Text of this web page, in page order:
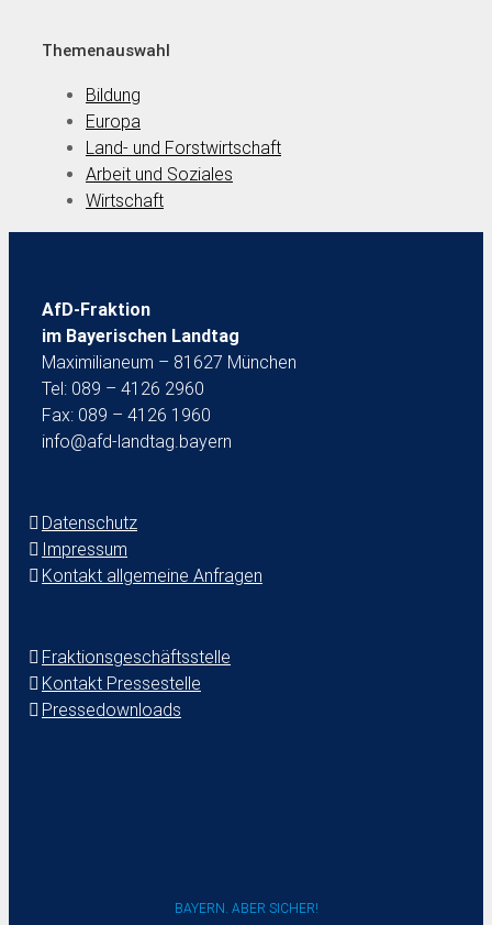
Themenauswahl
Bildung
Europa
Land- und Forstwirtschaft
Arbeit und Soziales
Wirtschaft
AfD-Fraktion
im Bayerischen Landtag
Maximilianeum – 81627 München
Tel: 089 – 4126 2960
Fax: 089 – 4126 1960
info@afd-landtag.bayern
Datenschutz
Impressum
Kontakt allgemeine Anfragen
Fraktionsgeschäftsstelle
Kontakt Pressestelle
Pressedownloads
BAYERN. ABER SICHER!